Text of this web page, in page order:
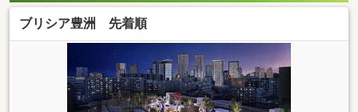
ブリシア豊洲 先着順